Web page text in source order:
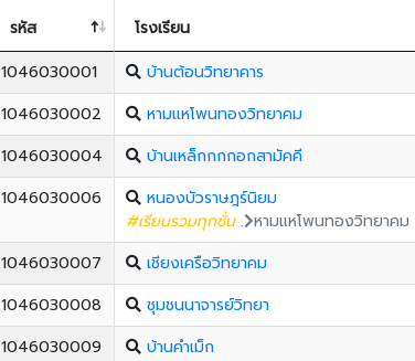
รหัส โรงเรียน
1046030001
บ้านต้อนวิทยาคาร
1046030002
หามแหโพนทองวิทยาคม
1046030004
บ้านเหล็กกกกอกสามัคคี
1046030006
หนองบัวราษฎร์นิยม
#เรียนรวมทุกชั้น. หามแหโพนทองวิทยาคม
1046030007 เชียงเครือวิทยาคม
1046030008
ชุมชนนาจารย์วิทยา
1046030009
บ้านคำเม็ก